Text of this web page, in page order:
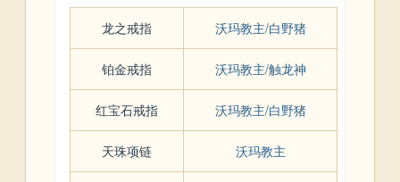
龙之戒指 沃玛教主/白野猪
铂金戒指 沃玛教主/触龙神
红宝石戒指 沃玛教主/白野猪
天珠项链 沃玛教主